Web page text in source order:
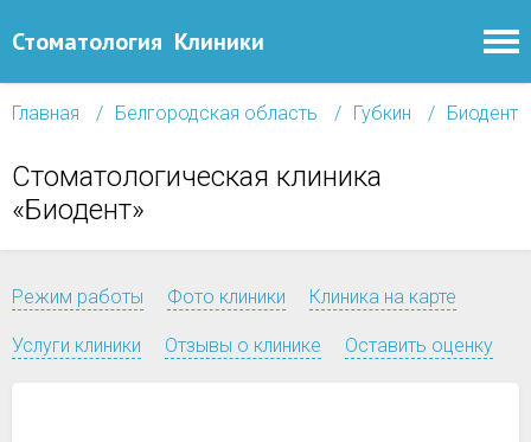
Стоматология Клиники
Главная Белгородская область Губкин Биодент
Стоматологическая клиника
«Биодент»
Режим работы Фото клиники Клиника на карте
Услуги клиники Отзывы о клинике Оставить оценку